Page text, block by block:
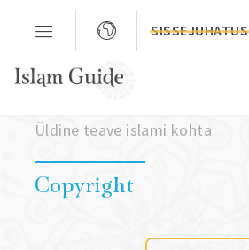
SISSEJUHATUS
Üldine teave islami kohta
Copyright